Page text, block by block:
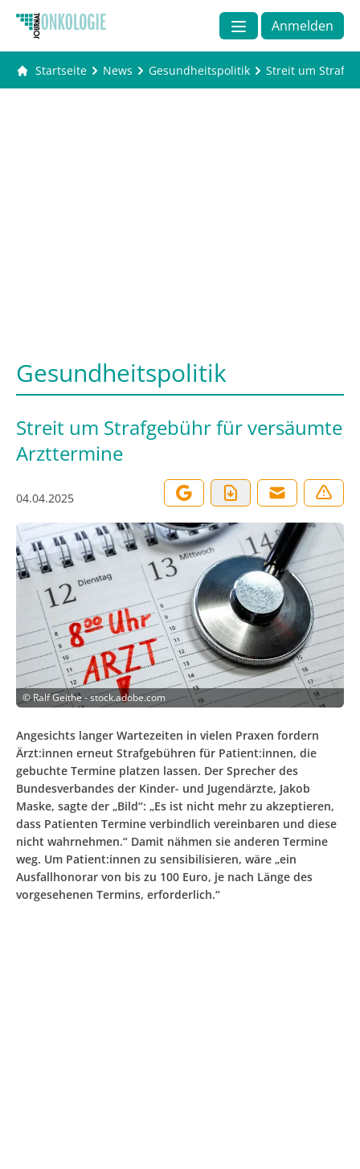
Anmelden
Startseite News Gesundheitspolitik Streit um
Gesundheitspolitik
Streit um Strafgebühr für versäumte
Arzttermine
04.04.2025
©Ralf Geithe - stock.adobe.com
Angesichts langer Wartezeiten in vielen Praxen fordern
Ärzt:innen erneut Strafgebühren für Patient:innen, die
gebuchte Termine platzen lassen. Der Sprecher des
Bundesverbandes der Kinder- und Jugendärzte, Jakob
Maske, sagte der „Bild“: „Es ist nicht mehr zu akzeptieren,
dass Patienten Termine verbindlich vereinbaren und diese
nicht wahrnehmen.“ Damit nähmen sie anderen Termine
weg. Um Patient:innen zu sensibilisieren, wäre „ein
Ausfallhonorar von bis zu 100 Euro, je nach Länge des
vorgesehenen Termins, erforderlich.“